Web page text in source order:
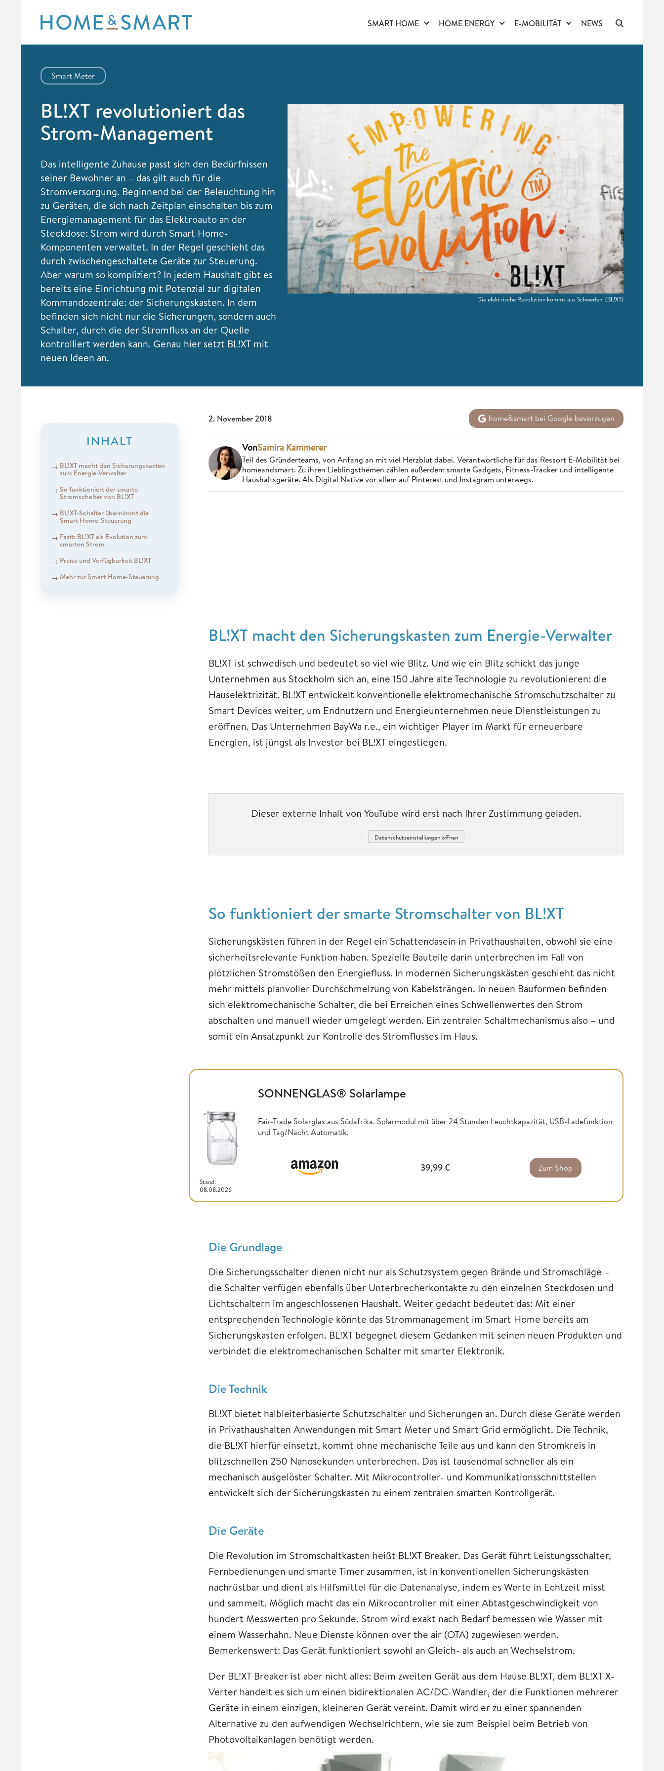
content
SMART HOME HOME ENERGY E-MOBILITÄT NEWS
Smart Meter
BL!XT revolutioniert das
Strom-Management
Das intelligente Zuhause passt sich den Bedürfnissen
seiner Bewohner an – das gilt auch für die
Stromversorgung. Beginnend bei der Beleuchtung hin
zu Geräten, die sich nach Zeitplan einschalten bis zum
Energiemanagement für das Elektroauto an der
Steckdose: Strom wird durch Smart Home-
Komponenten verwaltet. In der Regel geschieht das
durch zwischengeschaltete Geräte zur Steuerung.
Aber warum so kompliziert? In jedem Haushalt gibt es
bereits eine Einrichtung mit Potenzial zur digitalen
Kommandozentrale: der Sicherungskasten. In dem
befinden sich nicht nur die Sicherungen, sondern auch
Schalter, durch die der Stromfluss an der Quelle
kontrolliert werden kann. Genau hier setzt BL!XT mit
neuen Ideen an.
Die elektrische Revolution kommt aus Schweden!(BL!XT)
INHALT
BL!XT macht den Sicherungskasten
zum Energie-Verwalter
So funktioniert der smarte
Stromschalter von BL!XT
BL!XT-Schalter übernimmt die
Smart Home-Steuerung
Fazit: BL!XT als Evolution zum
smarten Strom
Preise und Verfügbarkeit BL!XT
Mehr zur Smart Home-Steuerung
2. November 2018 home&smart bei Google bevorzugen
VonSamira Kammerer
Teil des Gründerteams, von Anfang an mit viel Herzblut dabei. Verantwortliche für das Ressort E-Mobilität bei
homeandsmart. Zu ihren Lieblingsthemen zählen außerdem smarte Gadgets, Fitness-Tracker und intelligente
Haushaltsgeräte. Als Digital Native vor allem auf Pinterest und Instagram unterwegs.
BL!XT macht den Sicherungskasten zum Energie-Verwalter
BL!XT ist schwedisch und bedeutet so viel wie Blitz. Und wie ein Blitz schickt das junge
Unternehmen aus Stockholm sich an, eine 150 Jahre alte Technologie zu revolutionieren: die
Hauselektrizität. BL!XT entwickelt konventionelle elektromechanische Stromschutzschalter zu
Smart Devices weiter, um Endnutzern und Energieunternehmen neue Dienstleistungen zu
eröffnen. Das Unternehmen BayWa r.e., ein wichtiger Player im Markt für erneuerbare
Energien, ist jüngst als Investor bei BL!XT eingestiegen.
Dieser externe Inhalt von YouTube wird erst nach Ihrer Zustimmung geladen.
Datenschutzeinstellungen öffnen
So funktioniert der smarte Stromschalter von BL!XT
Sicherungskästen führen in der Regel ein Schattendasein in Privathaushalten, obwohl sie eine
sicherheitsrelevante Funktion haben. Spezielle Bauteile darin unterbrechen im Fall von
plötzlichen Stromstößen den Energiefluss. In modernen Sicherungskästen geschieht das nicht
mehr mittels planvoller Durchschmelzung von Kabelsträngen. In neuen Bauformen befinden
sich elektromechanische Schalter, die bei Erreichen eines Schwellenwertes den Strom
abschalten und manuell wieder umgelegt werden. Ein zentraler Schaltmechanismus also – und
somit ein Ansatzpunkt zur Kontrolle des Stromflusses im Haus.
Stand:
08.08.2026
SONNENGLAS® Solarlampe
Fair-Trade Solarglas aus Südafrika. Solarmodul mit über 24 Stunden Leuchtkapazität, USB-Ladefunktion
und Tag/Nacht Automatik.
39,99€ Zum Shop
Die Grundlage
Die Sicherungsschalter dienen nicht nur als Schutzsystem gegen Brände und Stromschläge –
die Schalter verfügen ebenfalls über Unterbrecherkontakte zu den einzelnen Steckdosen und
Lichtschaltern im angeschlossenen Haushalt. Weiter gedacht bedeutet das: Mit einer
entsprechenden Technologie könnte das Strommanagement im Smart Home bereits am
Sicherungskasten erfolgen. BL!XT begegnet diesem Gedanken mit seinen neuen Produkten und
verbindet die elektromechanischen Schalter mit smarter Elektronik.
Die Technik
BL!XT bietet halbleiterbasierte Schutzschalter und Sicherungen an. Durch diese Geräte werden
in Privathaushalten Anwendungen mit Smart Meter und Smart Grid ermöglicht. Die Technik,
die BL!XT hierfür einsetzt, kommt ohne mechanische Teile aus und kann den Stromkreis in
blitzschnellen 250 Nanosekunden unterbrechen. Das ist tausendmal schneller als ein
mechanisch ausgelöster Schalter. Mit Mikrocontroller- und Kommunikationsschnittstellen
entwickelt sich der Sicherungskasten zu einem zentralen smarten Kontrollgerät.
Die Geräte
Die Revolution im Stromschaltkasten heißt BL!XT Breaker. Das Gerät führt Leistungsschalter,
Fernbedienungen und smarte Timer zusammen, ist in konventionellen Sicherungskästen
nachrüstbar und dient als Hilfsmittel für die Datenanalyse, indem es Werte in Echtzeit misst
und sammelt. Möglich macht das ein Mikrocontroller mit einer Abtastgeschwindigkeit von
hundert Messwerten pro Sekunde. Strom wird exakt nach Bedarf bemessen wie Wasser mit
einem Wasserhahn. Neue Dienste können over the air (OTA) zugewiesen werden.
Bemerkenswert: Das Gerät funktioniert sowohl an Gleich- als auch an Wechselstrom.
Der BL!XT Breaker ist aber nicht alles: Beim zweiten Gerät aus dem Hause BL!XT, dem BL!XT X-
Verter handelt es sich um einen bidirektionalen AC/DC-Wandler, der die Funktionen mehrerer
Geräte in einem einzigen, kleineren Gerät vereint. Damit wird er zu einer spannenden
Alternative zu den aufwendigen Wechselrichtern, wie sie zum Beispiel beim Betrieb von
Photovoltaikanlagen benötigt werden.